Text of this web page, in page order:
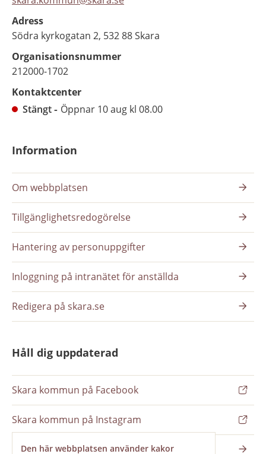
Den här webbplatsen använder kakor
Adress
Södra kyrkogatan 2, 532 88 Skara
Organisationsnummer
212000-1702
Kontaktcenter
Stängt
Öppnar 10 aug kl 08.00
Information
Om webbplatsen
Tillgänglighetsredogörelse
Hantering av personuppgifter
Inloggning på intranätet för anställda
Redigera på skara.se
Håll dig uppdaterad
Skara kommun på Facebook
Skara kommun på Instagram
Nyhetsbrev